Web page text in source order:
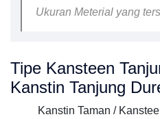
Ukuran Meterial yang
Tipe Kansteen
Kanstin Tanjung
Kanstin Taman /